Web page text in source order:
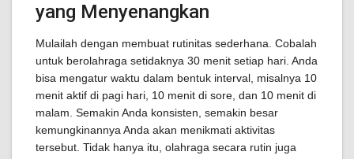
yang Menyenangkan
Mulailah dengan membuat rutinitas sederhana. Cobalah
untuk berolahraga setidaknya 30 menit setiap hari. Anda
bisa mengatur waktu dalam bentuk interval, misalnya 10
menit aktif di pagi hari, 10 menit di sore, dan 10 menit di
malam. Semakin Anda konsisten, semakin besar
kemungkinannya Anda akan menikmati aktivitas
tersebut. Tidak hanya itu, olahraga secara rutin juga